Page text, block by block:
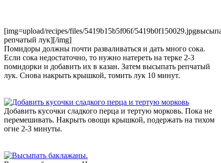
[img=upload/recipes/files/5419b15b5f06f/
репчатый лук][/img]
Помидоры должны почти разваливаться и дать много сока.
Если сока недостаточно, то нужно натереть на терке 2-3
помидорки и добавить их в казан. Затем высыпать репчатый
лук. Снова накрыть крышкой, томить лук 10 минут.
Добавить кусочки сладкого перца и тертую морковь. Пока не
перемешивать. Накрыть овощи крышкой, подержать на тихом
огне 2-3 минуты.